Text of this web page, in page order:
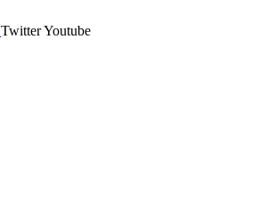
TwitterYoutube